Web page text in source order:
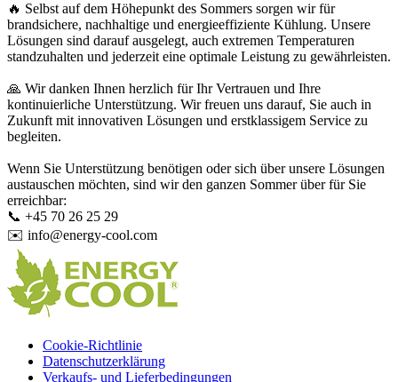
🔥 Selbst auf dem Höhepunkt des Sommers sorgen wir für
brandsichere, nachhaltige und energieeffiziente Kühlung. Unsere
Lösungen sind darauf ausgelegt, auch extremen Temperaturen
standzuhalten und jederzeit eine optimale Leistung zu gewährleisten.
🙏 Wir danken Ihnen herzlich für Ihr Vertrauen und Ihre
kontinuierliche Unterstützung. Wir freuen uns darauf, Sie auch in
Zukunft mit innovativen Lösungen und erstklassigem Service zu
begleiten.
Wenn Sie Unterstützung benötigen oder sich über unsere Lösungen
austauschen möchten, sind wir den ganzen Sommer über für Sie
erreichbar:
📞 +45 70 26 25 29
✉️ info@energy-cool.com
Cookie-Richtlinie
Datenschutzerklärung
Verkaufs- und Lieferbedingungen